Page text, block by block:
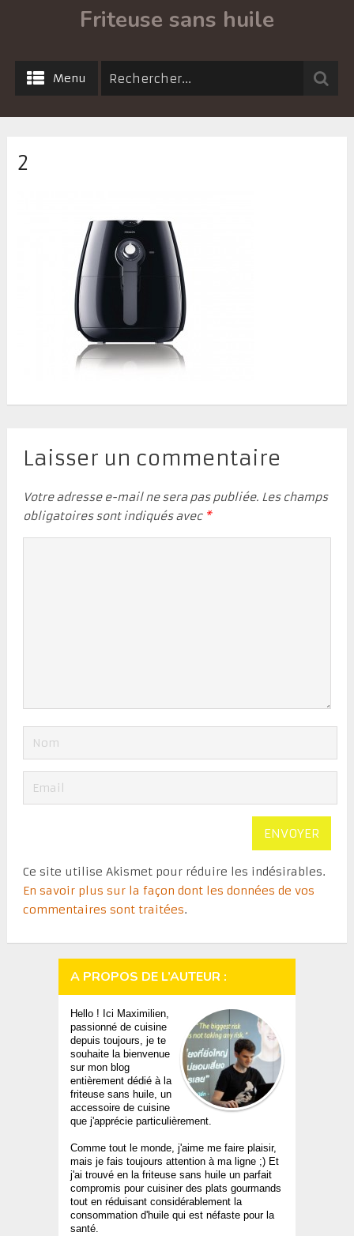
Friteuse sans huile
Menu
2
Laisser un commentaire
Votre adresse e-mail ne sera pas publiée. Les champs
obligatoires sont indiqués avec *
Ce site utilise Akismet pour réduire les indésirables.
En savoir plus sur la façon dont les données de vos
commentaires sont traitées.
A PROPOS DE L’AUTEUR :
Hello ! Ici Maximilien,
passionné de cuisine
depuis toujours, je te
souhaite la bienvenue
sur mon blog
entièrement dédié à la
friteuse sans huile, un
accessoire de cuisine
que j'apprécie particulièrement.
Comme tout le monde, j'aime me faire plaisir,
mais je fais toujours attention à ma ligne ;) Et
j'ai trouvé en la friteuse sans huile un parfait
compromis pour cuisiner des plats gourmands
tout en réduisant considérablement la
consommation d'huile qui est néfaste pour la
santé.